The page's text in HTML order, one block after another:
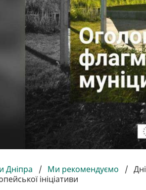
Дніпра / Ми рекомендуємо /
ініціативи